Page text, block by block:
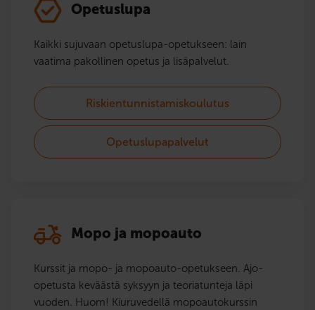
Opetuslupa
Kaikki sujuvaan opetuslupa-opetukseen: lain
vaatima pakollinen opetus ja lisäpalvelut.
Riskientunnistamiskoulutus
Opetuslupapalvelut
Mopo ja mopoauto
Kurssit ja mopo- ja mopoauto-opetukseen. Ajo-
opetusta keväästä syksyyn ja teoriatunteja läpi
vuoden. Huom! Kiuruvedellä mopoautokurssin